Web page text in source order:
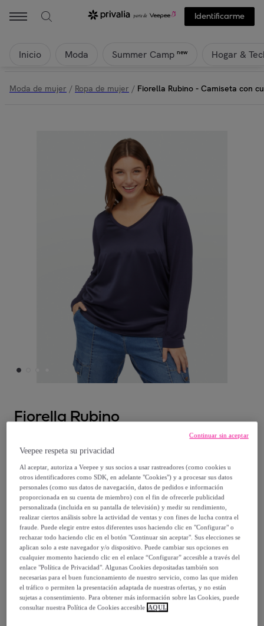
Identificarme
Inicio Moda Summer Camp new Hogar &
Moda de mujer / Ropa de mujer / Fiorella Rubino - Camiseta con
Fiorella Rubino
Fiorella Rubino - Camiseta con cuello de
pico en dos tejidos - Azul
Desde
27,50 €
55, €
-50%
Guía de tallas
Vendido porMiroglio Fashion
Veepee respeta su privacidad
Al aceptar, autoriza a Veepee y sus socios a usar rastreadores (como cookies u
otros identificadores como SDK, en adelante "Cookies") y a procesar sus datos
personales (como sus datos de navegación, datos de pedidos e información
proporcionada en su cuenta de miembro) con el fin de ofrecerle publicidad
personalizada (incluida en su pantalla de televisión) y medir su rendimiento,
realizar ciertos análisis sobre la actividad de ventas y con fines de lucha contra el
fraude. Puede elegir entre estos diferentes usos haciendo clic en "Configurar" o
rechazar todo haciendo clic en el botón "Continuar sin aceptar". Sus elecciones se
aplican solo a este navegador y/o dispositivo. Puede cambiar sus opciones en
cualquier momento haciendo clic en el enlace “Configurar” accesible a través del
enlace "Política de Privacidad". Algunas Cookies depositadas también son
necesarias para el buen funcionamiento de nuestro servicio, como las que miden
el tráfico o permiten la presentación adaptada de nuestras ofertas, y no están
sujetas a consentimiento. Para obtener más información sobre las Cookies, puede
consultar nuestra Política de Cookies accesible AQUÍ.
Continuar sin aceptar